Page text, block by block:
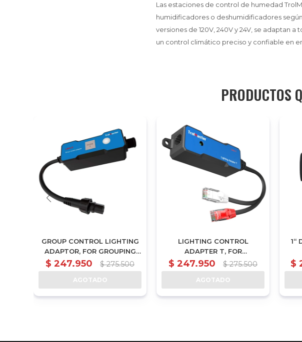
Las estaciones de control de humedad
humidificadores o deshumidificadores
versiones de 120V, 240V y 24V, se adaptan
un control climático preciso y confiable en
PRODUCTOS
GROUP CONTROL LIGHTING
ADAPTOR, FOR GROUPING
THINKGROW MODEL-I LEDS
(LMA-G)
$ 247.950 $ 275.500
AGOTADO
LIGHTING CONTROL
ADAPTER T, FOR
CONTROLLING THINKGROW
LED (LMA-T)
$ 247.950 $ 275.500
AGOTADO
1“
$